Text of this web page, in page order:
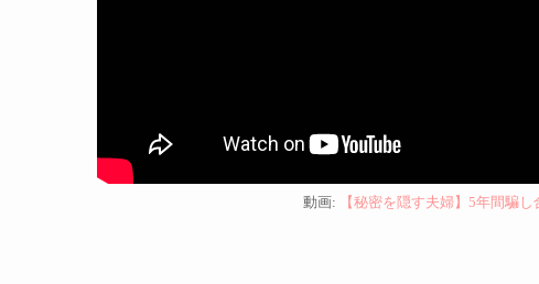
動画: 【秘密を隠す夫婦】5年間騙